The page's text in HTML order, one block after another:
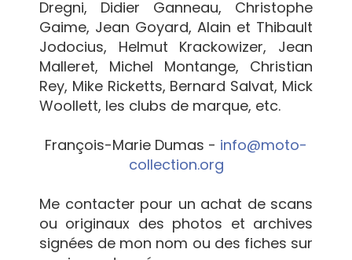
Dregni, Didier Ganneau, Christophe
Gaime, Jean Goyard, Alain et Thibault
Jodocius, Helmut Krackowizer, Jean
Malleret, Michel Montange, Christian
Rey, Mike Ricketts, Bernard Salvat, Mick
Woollett, les clubs de marque, etc.
François-Marie Dumas - info@moto-
collection.org
Me contacter pour un achat de scans
ou originaux des photos et archives
signées de mon nom ou des fiches sur